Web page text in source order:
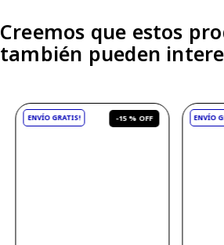
Creemos que estos
también pueden
-15 %